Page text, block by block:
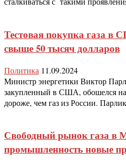
Тестовая покупка газа в
свыше 50 тысяч долларов
Политика 11.09.2024
Министр энергетики Виктор
закупленный в США, обошелся
дороже, чем газ из России.
Свободный рынок газа в
промышленность новые